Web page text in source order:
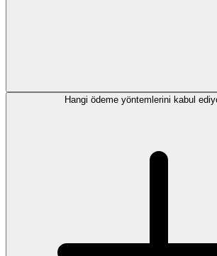
Hangi ödeme yöntemlerini kabul